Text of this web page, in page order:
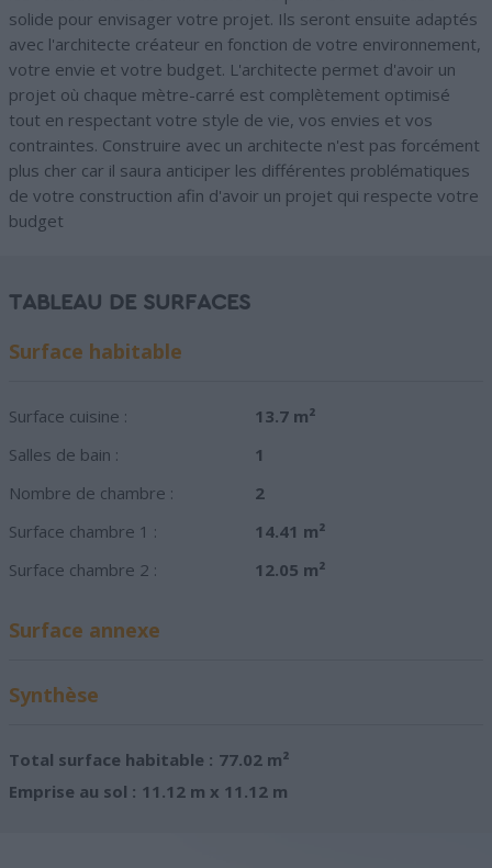
solide pour envisager votre projet. Ils seront ensuite adaptés
avec l'architecte créateur en fonction de votre environnement,
votre envie et votre budget. L'architecte permet d'avoir un
projet où chaque mètre-carré est complètement optimisé
tout en respectant votre style de vie, vos envies et vos
contraintes. Construire avec un architecte n'est pas forcément
plus cher car il saura anticiper les différentes problématiques
de votre construction afin d'avoir un projet qui respecte votre
budget
TABLEAU DE SURFACES
Surface habitable
Surface cuisine :
13.7 m²
Salles de bain :
1
Nombre de chambre :
2
Surface chambre 1 :
14.41 m²
Surface chambre 2 :
12.05 m²
Surface annexe
Synthèse
Total surface habitable : 77.02 m²
Emprise au sol : 11.12 m x 11.12 m